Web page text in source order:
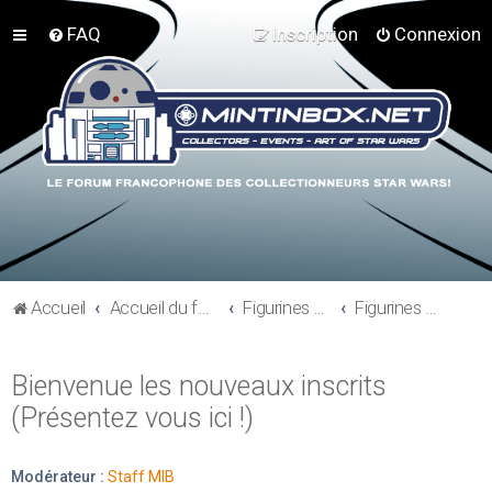
FAQ Connexion
Inscription
Accueil Accueil du forum Figurines 3"3/4, Playsets, Vaisseaux,… Figurines Vintages
Bienvenue les nouveaux inscrits
(Présentez vous ici !)
Modérateur : Staff MIB